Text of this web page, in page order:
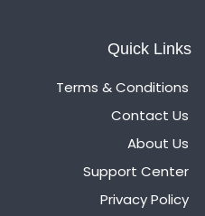
Quick Links
Terms & Conditions
Contact Us
About Us
Support Center
Privacy Policy